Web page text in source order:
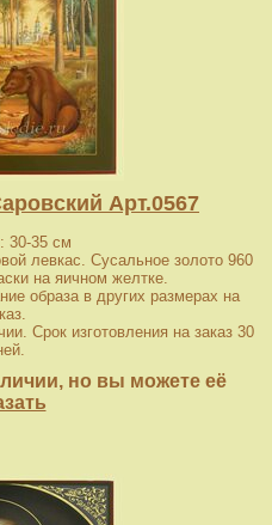
Арт.0567
30-35 см
левкас. Сусальное золото 960
на яичном желтке.
образа в других размерах на
Срок изготовления на заказ 30
но вы можете её